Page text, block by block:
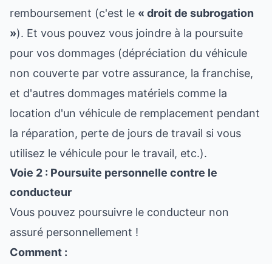
remboursement (c'est le « droit de subrogation
»). Et vous pouvez vous joindre à la poursuite
pour vos dommages (dépréciation du véhicule
non couverte par votre assurance, la franchise,
et d'autres dommages matériels comme la
location d'un véhicule de remplacement pendant
la réparation, perte de jours de travail si vous
utilisez le véhicule pour le travail, etc.).
Voie 2 : Poursuite personnelle contre le
conducteur
Vous pouvez poursuivre le conducteur non
assuré personnellement !
Comment :